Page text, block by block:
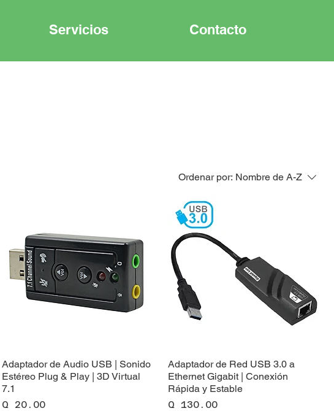
Servicios Contacto
Ordenar por: Nombre de A-Z
Adaptador de Audio USB | Sonido
Estéreo Plug & Play | 3D Virtual
7.1
Precio
Q 20.00
Adaptador de Red USB 3.0 a
Ethernet Gigabit | Conexión
Rápida y Estable
Precio
Q 130.00